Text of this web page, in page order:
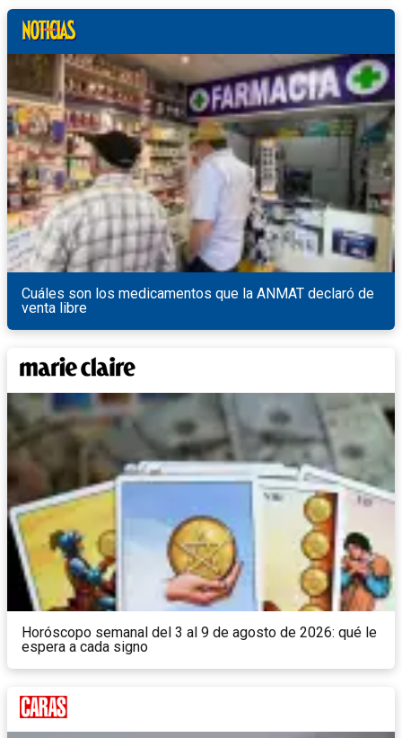
Cuáles son los medicamentos que la ANMAT declaró de
venta libre
Horóscopo semanal del 3 al 9 de agosto de 2026: qué le
espera a cada signo